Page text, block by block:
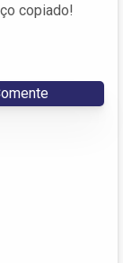
copiado!